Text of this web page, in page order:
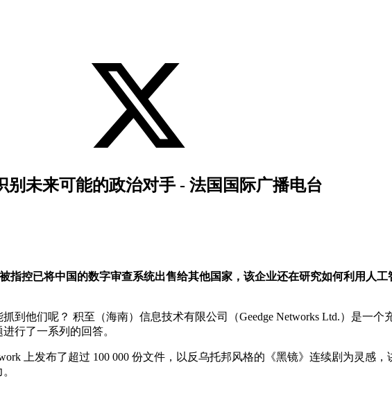
别未来可能的政治对手 - 法国国际广播电台
指控已将中国的数字审查系统出售给其他国家，该企业还在研究如何利用人
到他们呢？ 积至（海南）信息技术有限公司（Geedge Networks Ltd.）是一
行了一系列的回答。
上发布了超过 100 000 份文件，以反乌托邦风格的《黑镜》连续剧为灵感